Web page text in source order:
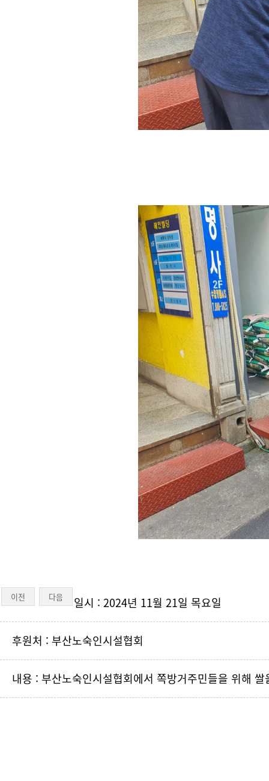
이전 다음 일시 : 2024년 11월 21일 목요일
후원처 : 부산노숙인시설협회
내용 : 부산노숙인시설협회에서 쪽방거주민들을 위해